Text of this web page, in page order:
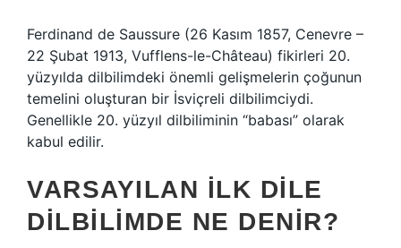
Ferdinand de Saussure (26 Kasım 1857, Cenevre –
22 Şubat 1913, Vufflens-le-Château) fikirleri 20.
yüzyılda dilbilimdeki önemli gelişmelerin çoğunun
temelini oluşturan bir İsviçreli dilbilimciydi.
Genellikle 20. yüzyıl dilbiliminin “babası” olarak
kabul edilir.
VARSAYILAN ILK DILE
DILBILIMDE NE DENIR?